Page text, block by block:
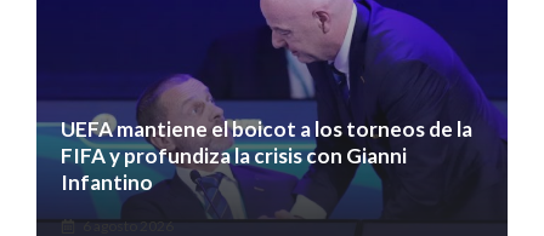
UEFA mantiene el boicot a los torneos de la
FIFA y profundiza la crisis con Gianni
Infantino
6 agosto 2026